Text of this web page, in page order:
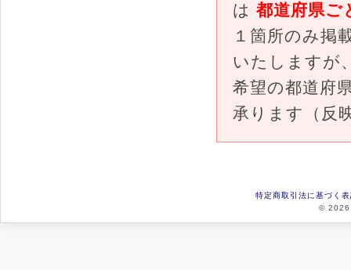
は 都道府県ご
１箇所のみ掲
いたしますが
希望の都道府
承ります（反
特定商取引法に基づく
© 2026